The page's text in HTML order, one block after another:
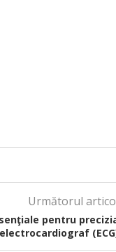
Următorul
pentru